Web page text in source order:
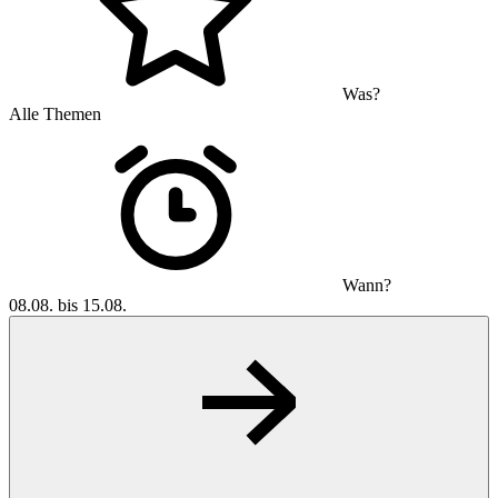
Was?
Alle Themen
Wann?
08.08. bis 15.08.